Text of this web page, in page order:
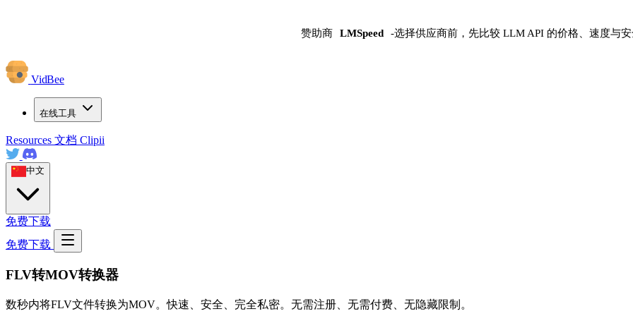
赞助商 LMSpeed -选择供应商前，先比较 LLM API 的价格、速度与
VidBee
在线工具
Resources 文档 Clipii
中文
免费下载
免费下载
FLV转MOV转换器
数秒内将FLV文件转换为MOV。快速、安全、完全私密。无需注册、无需付费、无隐藏限制。